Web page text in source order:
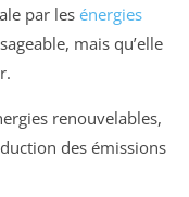
par les énergies
mais qu’elle
renouvelables,
des émissions